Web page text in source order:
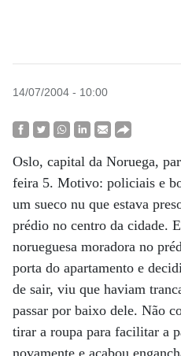
14/07/2004 - 10:00
Oslo, capital da Noruega,
feira 5. Motivo: policiais e
um sueco nu que estava
prédio no centro da cidade.
norueguesa moradora no
porta do apartamento e
de sair, viu que haviam
passar por baixo dele. Não
tirar a roupa para facilitar a
novamente e acabou